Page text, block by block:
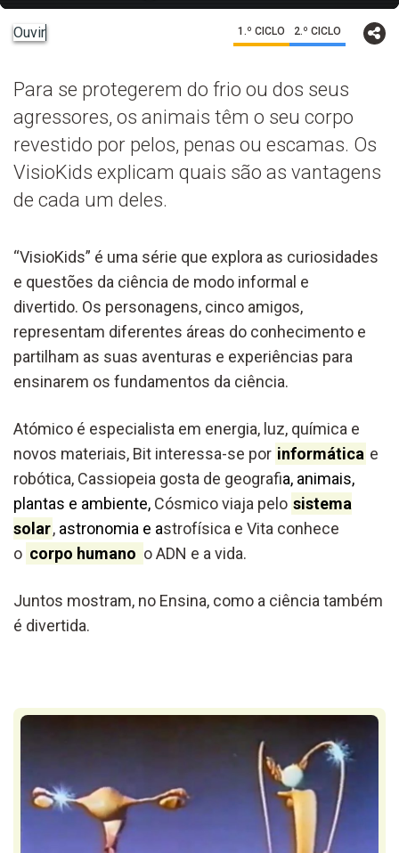
Ouvir 1.º CICLO 2.º CICLO
Para se protegerem do frio ou dos seus
agressores, os animais têm o seu corpo
revestido por pelos, penas ou escamas. Os
VisioKids explicam quais são as vantagens
de cada um deles.
“VisioKids” é uma série que explora as curiosidades
e questões da ciência de modo informal e
divertido. Os personagens, cinco amigos,
representam diferentes áreas do conhecimento e
partilham as suas aventuras e experiências para
ensinarem os fundamentos da ciência.
Atómico é especialista em energia, luz, química e
novos materiais, Bit interessa-se por informática e
robótica, Cassiopeia gosta de geografia, animais,
plantas e ambiente, Cósmico viaja pelo sistema
solar, astronomia e astrofísica e Vita conhece
o corpo humano o ADN e a vida.
Juntos mostram, no Ensina, como a ciência também
é divertida.